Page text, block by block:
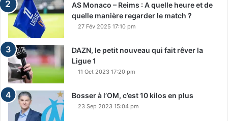
AS Monaco – Reims : A quelle heure et de
quelle manière regarder le match ?
27 Fév 2025 17:10 pm
DAZN, le petit nouveau qui fait rêver la
Ligue 1
11 Oct 2023 17:20 pm
Bosser à l’OM, c’est 10 kilos en plus
23 Sep 2023 15:04 pm